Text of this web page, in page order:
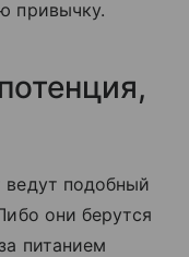
привычку.
подобный
они берутся
питанием